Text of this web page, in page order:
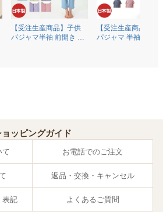
【受注生産商品】子供
パジャマ半袖 前開き 衿
【受注生産商品】子
パジャマ 半袖 かぶ
ョッピングガイド
て お電話でのご注文
返品・交換・キャンセル
表記 よくあるご質問